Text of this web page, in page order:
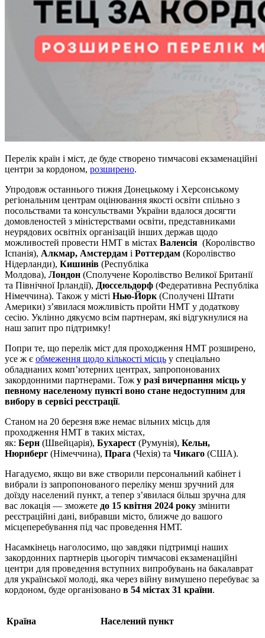
Перелік країн і міст, де буде створено тимчасові екзаменаційні
центри за кордоном, розширено.
Упродовж останнього тижня Донецькому і Херсонському
регіональним центрам оцінювання якості освіти спільно з
посольствами та консульствами України вдалося досягти
домовленостей з міністерствами освіти, представниками
неурядових освітніх організацій інших держав щодо
можливостей провести НМТ в містах Валенсія (Королівство
Іспанія), Алкмар, Амстердам і Роттердам (Королівство
Нідерланди), Кишинів (Республіка
Молдова), Лондон (Сполучене Королівство Великої Британії
та Північної Ірландії), Дюссельдорф (Федеративна Республіка
Німеччина). Також у місті Нью-Йорк (Сполучені Штати
Америки) з’явилася можливість пройти НМТ у додаткову
сесію. Уклінно дякуємо всім партнерам, які відгукнулися на
наш запит про підтримку!
Попри те, що перелік міст для проходження НМТ розширено,
усе ж є обмеження щодо кількості місць у спеціально
обладнаних комп’ютерних центрах, запропонованих
закордонними партнерами. Тож у разі вичерпання місць у
певному населеному пункті воно стане недоступним для
вибору в сервісі реєстрації.
Станом на 20 березня вже немає вільних місць для
проходження НМТ в таких містах,
як: Берн (Швейцарія), Бухарест (Румунія), Кельн,
Нюрнберг (Німеччина), Прага (Чехія) та Чикаго (США).
Нагадуємо, якщо ви вже створили персональний кабінет і
вибрали із запропонованого переліку менш зручний для
доїзду населений пункт, а тепер з’явилася більш зручна для
вас локація — зможете до 15 квітня 2024 року змінити
реєстраційні дані, вибравши місто, ближче до вашого
місцеперебування під час проведення НМТ.
Насамкінець наголосимо, що завдяки підтримці наших
закордонних партнерів цьогоріч тимчасові екзаменаційні
центри для проведення вступних випробувань на бакалаврат
для української молоді, яка через війну вимушено перебуває за
кордоном, буде організовано в 54 містах 31 країни.
Країна Населений пункт